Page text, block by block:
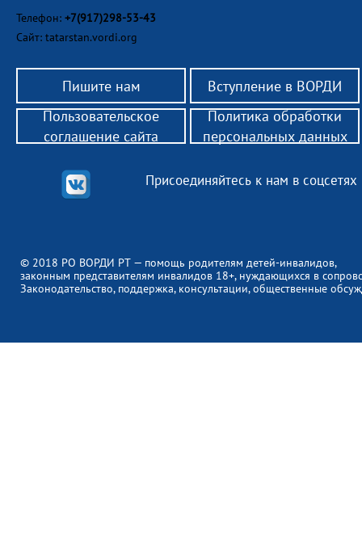
Телефон: +7(917)298-53-43
Сайт: tatarstan.vordi.org
Пишите нам Вступление в ВОРДИ
© 2018 РО ВОРДИ РТ — помощь родителям детей-инвалидов,
законным представителям инвалидов 18+, нуждающихся в
Законодательство, поддержка, консультации, общественные
Присоединяйтесь к нам в соцсетях
Пользовательское
соглашение сайта
Политика обработки
персональных данных